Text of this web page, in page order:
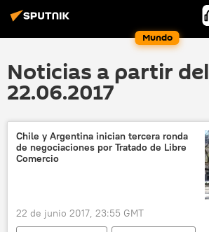
Mundo
Noticias a partir del
22.06.2017
Chile y Argentina inician tercera ronda
de negociaciones por Tratado de Libre
Comercio
22 de junio 2017, 23:55 GMT